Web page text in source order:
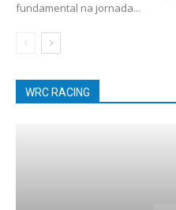
fundamental na jornada...
WRC RACING